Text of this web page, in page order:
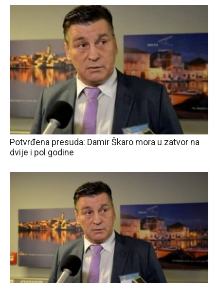
Potvrđena presuda: Damir Škaro mora u zatvor na
dvije i pol godine